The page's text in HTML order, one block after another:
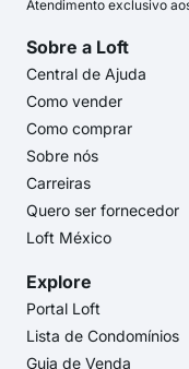
Atendimento exclusivo
Sobre a Loft
Central de Ajuda
Como vender
Como comprar
Sobre nós
Carreiras
Quero ser fornecedor
Loft México
Explore
Portal Loft
Lista de Condomínios
Guia de Venda